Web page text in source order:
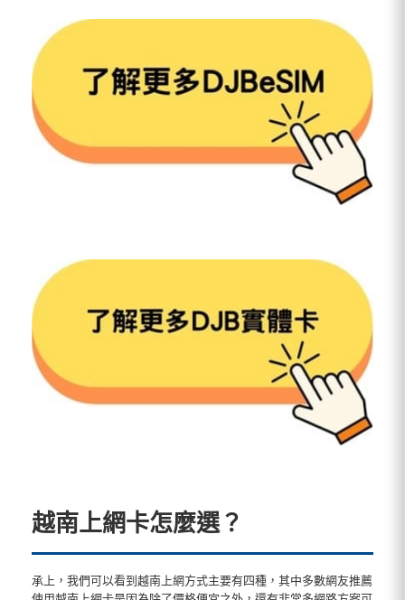
越南上網卡怎麼選？
承上，我們可以看到越南上網方式主要有四種，其中多數網友推薦